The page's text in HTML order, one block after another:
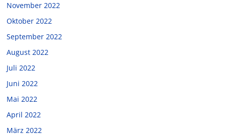
November 2022
Oktober 2022
September 2022
August 2022
Juli 2022
Juni 2022
Mai 2022
April 2022
März 2022